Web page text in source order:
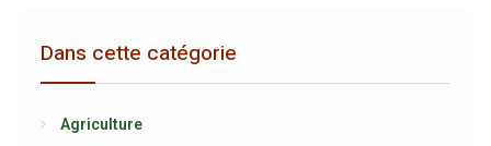
Dans cette catégorie
Agriculture